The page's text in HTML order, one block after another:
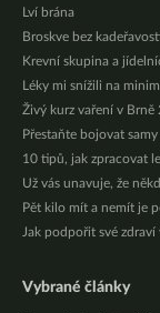
Lví brána
Broskve bez
Krevní skupina a
Léky mi snížili na
Živý kurz vaření v Brně
Přestaňte bojovat samy
10 tipů, jak zpracovat
Už vás unavuje, že
Pět kilo mít a nemít je
Jak podpořit své zdraví
Vybrané články